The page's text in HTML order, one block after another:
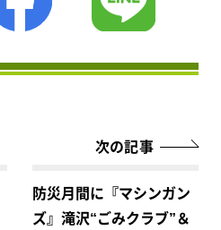
次の記事
防災月間に『マシンガン
ズ』滝沢“ごみクラブ”＆